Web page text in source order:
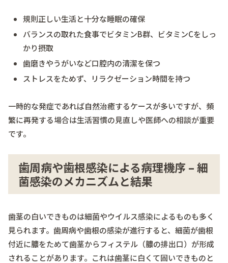
規則正しい生活と十分な睡眠の確保
バランスの取れた食事でビタミンB群、ビタミンCをしっ
かり摂取
歯磨きやうがいなど口腔内の清潔を保つ
ストレスをためず、リラクゼーション時間を持つ
一時的な発症であれば自然治癒するケースが多いですが、頻
繁に再発する場合は生活習慣の見直しや医師への相談が重要
です。
歯周病や歯根感染による病理機序 – 細
菌感染のメカニズムと結果
歯茎の白いできものは細菌やウイルス感染によるものも多く
見られます。歯周病や歯根の感染が進行すると、細菌が歯根
付近に膿をためて歯茎からフィステル（膿の排出口）が形成
されることがあります。これは歯茎に白くて固いできものと